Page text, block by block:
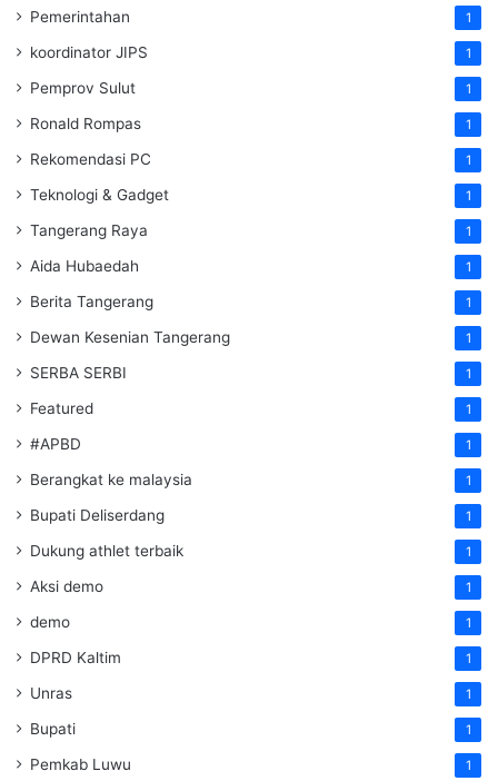
Pemerintahan 1
koordinator JIPS 1
Pemprov Sulut 1
Ronald Rompas 1
Rekomendasi PC 1
Teknologi & Gadget 1
Tangerang Raya 1
Aida Hubaedah 1
Berita Tangerang 1
Dewan Kesenian Tangerang 1
SERBA SERBI 1
Featured 1
#APBD 1
Berangkat ke malaysia 1
Bupati Deliserdang 1
Dukung athlet terbaik 1
Aksi demo 1
demo 1
DPRD Kaltim 1
Unras 1
Bupati 1
Pemkab Luwu 1